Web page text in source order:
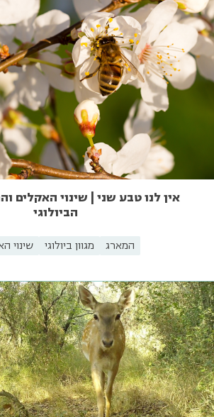
אין לנו טבע שני | שינוי האקלים
הביולוגי
המארג מגוון ביולוגי שינוי